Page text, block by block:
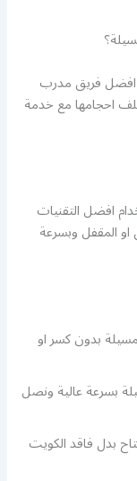
افضل فريق مدرب
احجامها مع خدمة
افضل التقنيات
المقفل وبسرعة
بدون كسر او
بسرعة عالية ونصل
بدل فاقد الكويت